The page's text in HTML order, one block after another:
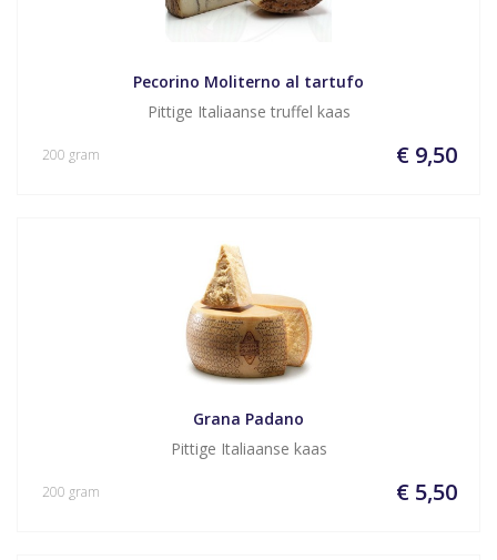
Pecorino Moliterno al tartufo
Pittige Italiaanse truffel kaas
€ 9,50
200 gram
Grana Padano
Pittige Italiaanse kaas
€ 5,50
200 gram